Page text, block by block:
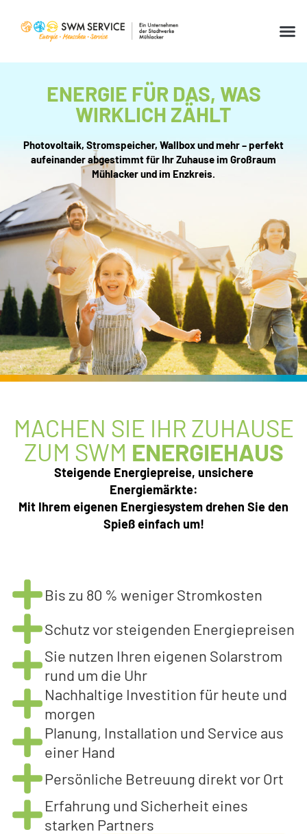
ENERGIE FÜR DAS, WAS
WIRKLICH ZÄHLT
Photovoltaik, Stromspeicher, Wallbox und mehr – perfekt
aufeinander abgestimmt für Ihr Zuhause im Großraum
Mühlacker und im Enzkreis.
MACHEN SIE IHR ZUHAUSE
ZUM SWM ENERGIEHAUS
Steigende Energiepreise, unsichere
Energiemärkte:
Mit Ihrem eigenen Energiesystem drehen Sie den
Spieß einfach um!
Bis zu 80 % weniger Stromkosten
Schutz vor steigenden Energiepreisen
Sie nutzen Ihren eigenen Solarstrom
rund um die Uhr
Nachhaltige Investition für heute und
morgen
Planung, Installation und Service aus
einer Hand
Persönliche Betreuung direkt vor Ort
Erfahrung und Sicherheit eines
starken Partners